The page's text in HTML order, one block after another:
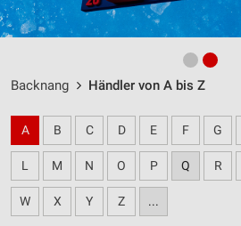
Backnang Händler von A bis Z
A B C D E F G
L M N O P Q R
W X Y Z ...